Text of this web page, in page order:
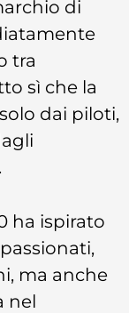
di
tra
sì che la
dai piloti,
ha ispirato
ma anche
nel